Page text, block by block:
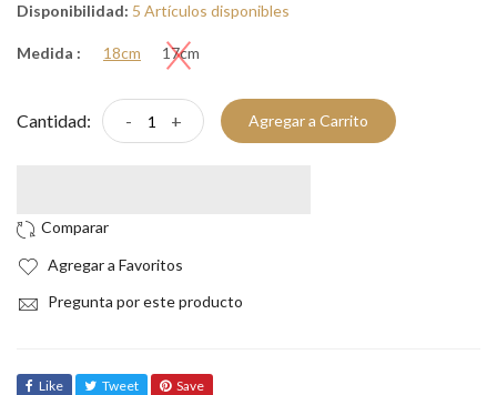
Disponibilidad: 5 Artículos disponibles
Medida : 18cm 17cm
Cantidad: - + Agregar a Carrito
Agregar a Favoritos
Pregunta por este producto
Like Tweet Save